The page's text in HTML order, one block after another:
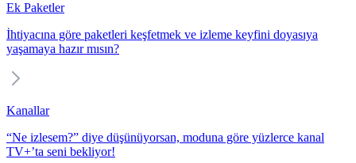
Ek Paketler
İhtiyacına göre paketleri keşfetmek ve izleme keyfini doyasıya
yaşamaya hazır mısın?
Kanallar
“Ne izlesem?” diye düşünüyorsan, moduna göre yüzlerce kanal
TV+’ta seni bekliyor!